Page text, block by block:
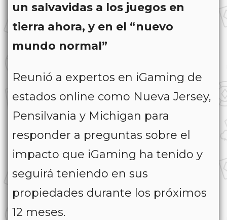
un salvavidas a los juegos en
tierra ahora, y en el “nuevo
mundo normal”
Reunió a expertos en iGaming de
estados online como Nueva Jersey,
Pensilvania y Michigan para
responder a preguntas sobre el
impacto que iGaming ha tenido y
seguirá teniendo en sus
propiedades durante los próximos
12 meses.